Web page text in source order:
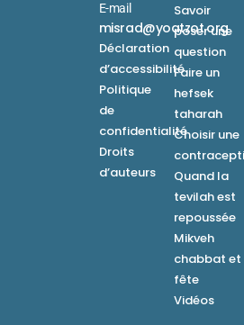
E-mail
misrad@yoatzot.org
Déclaration
d’accessibilité
Politique
de
confidentialité
Droits
d’auteurs
Savoir
poser une
question
Faire un
hefsek
taharah
Choisir une
Quand la
tevilah est
repoussée
Mikveh
chabbat et
fête
Vidéos